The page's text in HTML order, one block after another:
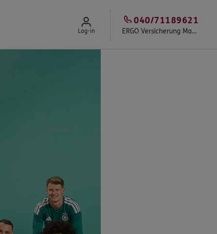
Log-in ERGO Versicherung Martin Zinn
040/71189621